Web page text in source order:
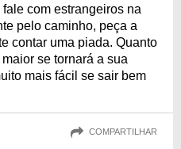
com estrangeiros na
pelo caminho, peça a
contar uma piada. Quanto
se tornará a sua
mais fácil se sair bem
COMPARTILHAR